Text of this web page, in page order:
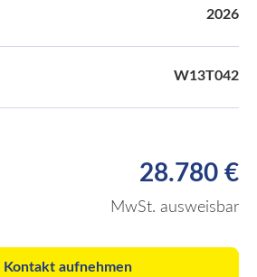
2026
W13T042
28.780 €
MwSt. ausweisbar
Kontakt aufnehmen